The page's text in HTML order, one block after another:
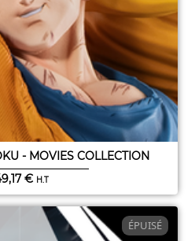
- MOVIES COLLECTION
€ H.T
ÉPUISÉ